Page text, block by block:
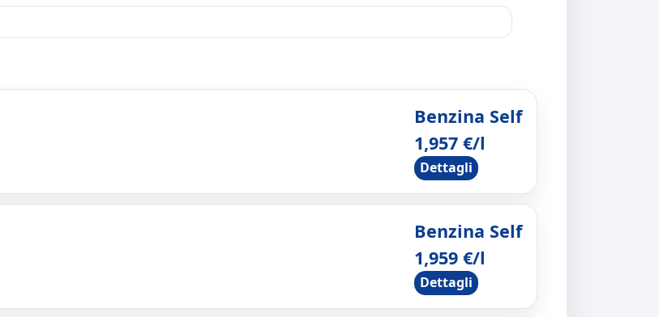
Benzina Self
1,957 €/l
Dettagli
Benzina Self
1,959 €/l
Dettagli